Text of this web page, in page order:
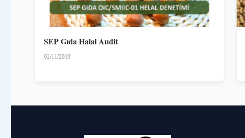
SEP Gıda Halal Audit
02/11/2019